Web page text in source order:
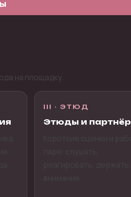
на площадку.
III · ЭТЮД
Этюды и партнёр